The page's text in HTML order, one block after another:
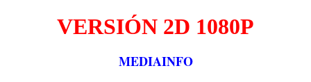
VERSIÓN 2D 1080P
MEDIAINFO